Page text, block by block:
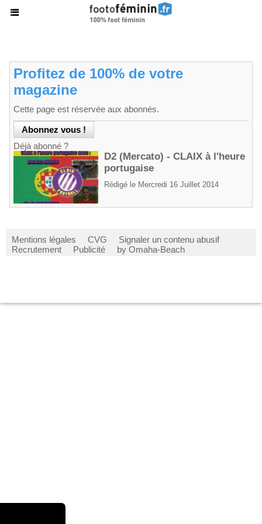
Profitez de 100% de votre
magazine
Cette page est réservée aux abonnés.
Déjà abonné ?
D2 (Mercato) - CLAIX à l'heure
portugaise
Rédigé le Mercredi 16 Juillet 2014
Mentions légales CVG
Signaler un contenu abusif
Recrutement
Publicité by Omaha-Beach